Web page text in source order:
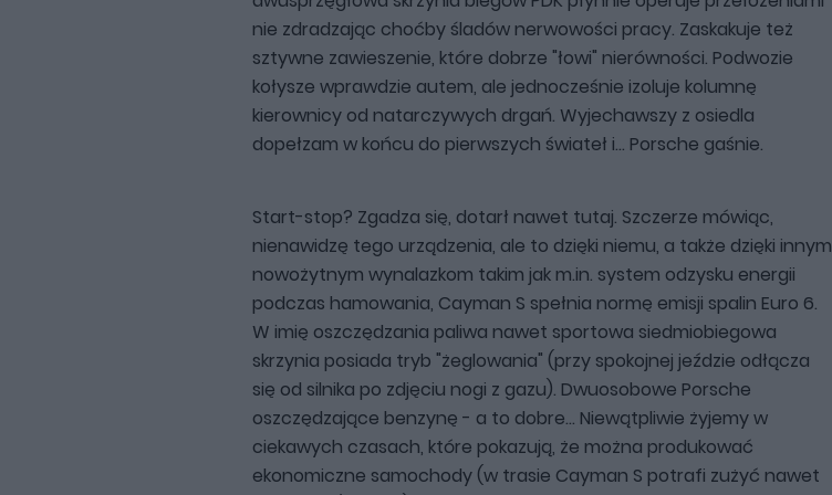
nie zdradzając choćby śladów nerwowości pracy. Zaskakuje też
sztywne zawieszenie, które dobrze "łowi" nierówności. Podwozie
kołysze wprawdzie autem, ale jednocześnie izoluje kolumnę
kierownicy od natarczywych drgań. Wyjechawszy z osiedla
dopełzam w końcu do pierwszych świateł i... Porsche gaśnie.
Start-stop? Zgadza się, dotarł nawet tutaj. Szczerze mówiąc,
nienawidzę tego urządzenia, ale to dzięki niemu, a także dzięki innym
nowożytnym wynalazkom takim jak m.in. system odzysku energii
podczas hamowania, Cayman S spełnia normę emisji spalin Euro 6.
W imię oszczędzania paliwa nawet sportowa siedmiobiegowa
skrzynia posiada tryb "żeglowania" (przy spokojnej jeździe odłącza
się od silnika po zdjęciu nogi z gazu). Dwuosobowe Porsche
oszczędzające benzynę - a to dobre... Niewątpliwie żyjemy w
ciekawych czasach, które pokazują, że można produkować
ekonomiczne samochody (w trasie Cayman S potrafi zużyć nawet